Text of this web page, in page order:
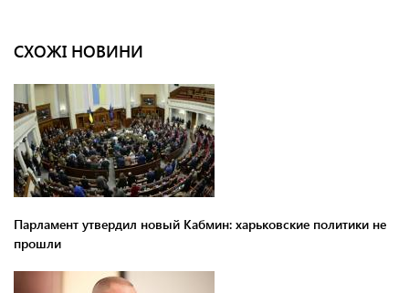
СХОЖІ НОВИНИ
Парламент утвердил новый Кабмин: харьковские политики не
прошли